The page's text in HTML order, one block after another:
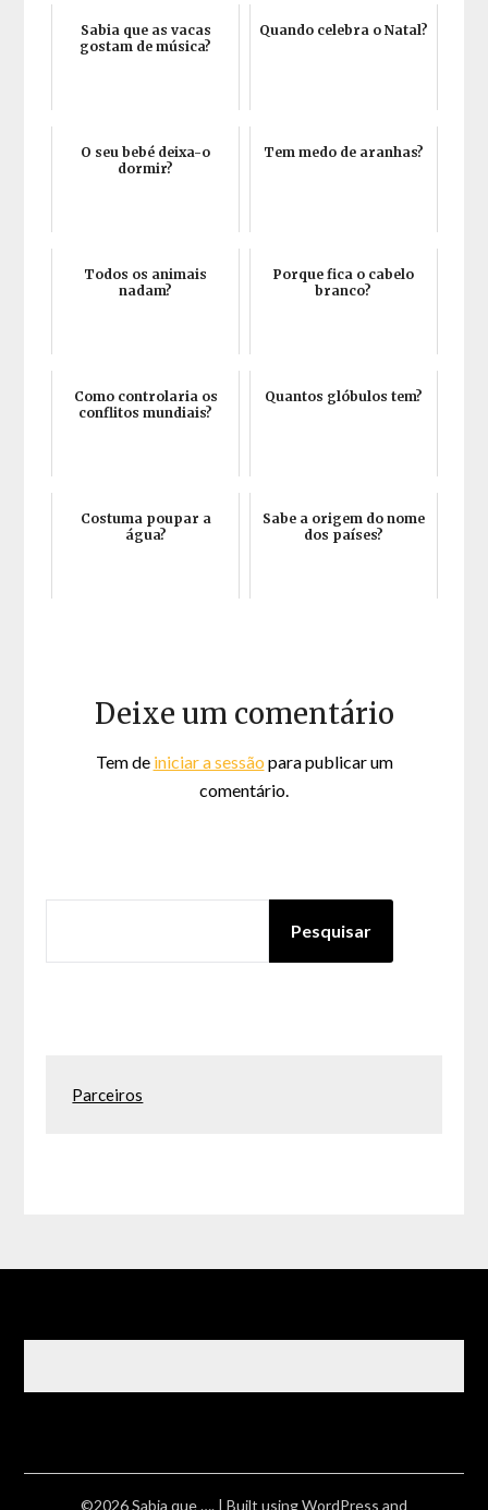
Sabia que as vacas
gostam de música?
Quando celebra o Natal?
O seu bebé deixa-o
dormir?
Tem medo de aranhas?
Todos os animais
nadam?
Porque fica o cabelo
branco?
Como controlaria os
conflitos mundiais?
Quantos glóbulos tem?
Costuma poupar a
água?
Sabe a origem do nome
dos países?
Deixe um comentário
Tem de iniciar a sessão para publicar um
comentário.
Pesquisar
Parceiros
©2026 Sabia que …. | Built using WordPress and